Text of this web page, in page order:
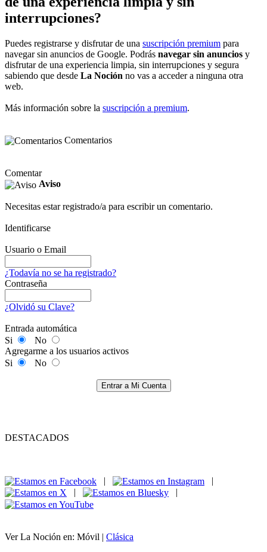
interrupciones?
Puedes registrarse y disfrutar de una suscripción premium para
navegar sin anuncios de Google. Podrás navegar sin anuncios y
disfrutar de una experiencia limpia, sin interrupciones y segura
sabiendo que desde La Noción no vas a acceder a ninguna otra
web.
Más información sobre la suscripción a premium.
Comentarios
Comentar
Aviso
Necesitas estar registrado/a para escribir un comentario.
Identificarse
Usuario o Email
¿Todavía no se ha registrado?
Contraseña
¿Olvidó su Clave?
Entrada automática
Si
No
Agregarme a los usuarios activos
Si
No
Entrar a Mi Cuenta
DESTACADOS
|
|
|
|
Ver La Noción en: Móvil | Clásica